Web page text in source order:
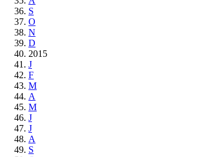
S
O
N
D
2015
J
F
M
A
M
J
J
A
S